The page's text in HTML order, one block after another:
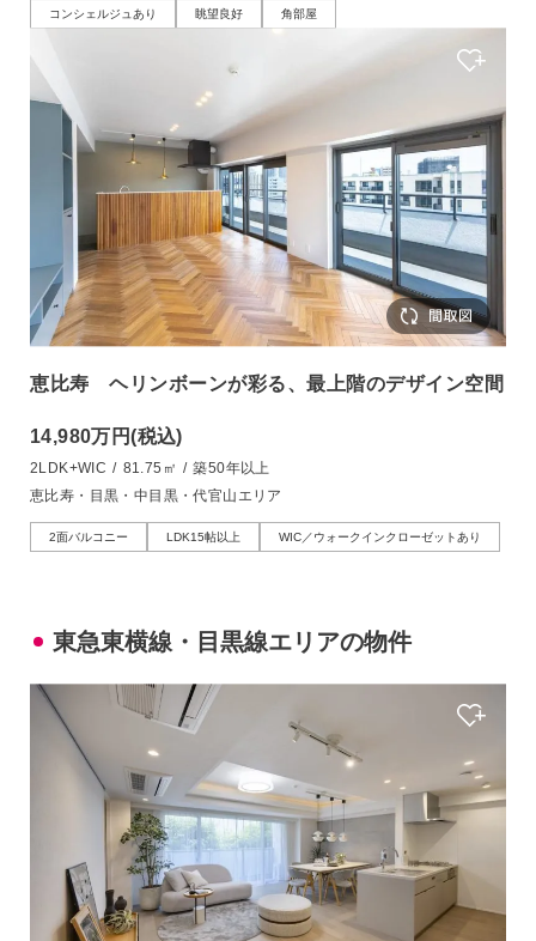
コンシェルジュあり 眺望良好 角部屋
恵比寿 ヘリンボーンが彩る、最上階のデザイン空間
14,980万円(税込)
2LDK+WIC / 81.75㎡ / 築50年以上
恵比寿・目黒・中目黒・代官山エリア
2面バルコニー LDK15帖以上 WIC／ウォークインクローゼットあり
東急東横線・目黒線エリアの物件